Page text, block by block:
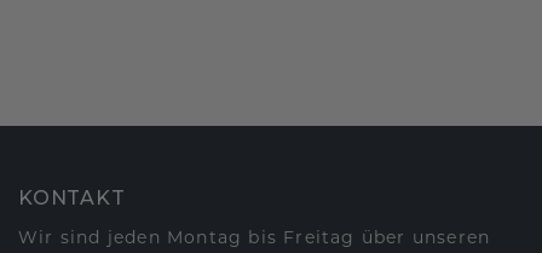
KONTAKT
Wir sind jeden Montag bis Freitag über unseren